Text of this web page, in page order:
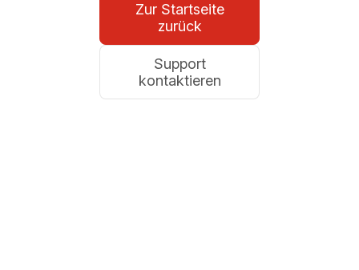
Zur Startseite
zurück
Support
kontaktieren